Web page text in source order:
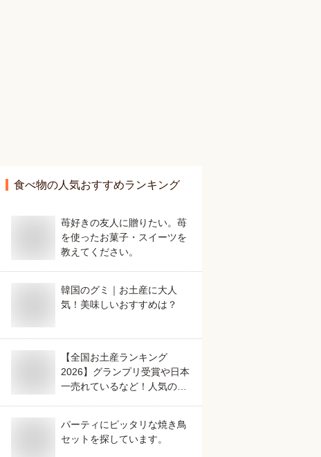
食べ物の人気おすすめランキング
苺好きの友人に贈りたい。苺
を使ったお菓子・スイーツを
教えてください。
韓国のグミ｜お土産に大人
気！美味しいおすすめは？
【全国お土産ランキング
2026】グランプリ受賞や日本
一売れているなど！人気のご
パーティにピッタリな焼き鳥
セットを探しています。